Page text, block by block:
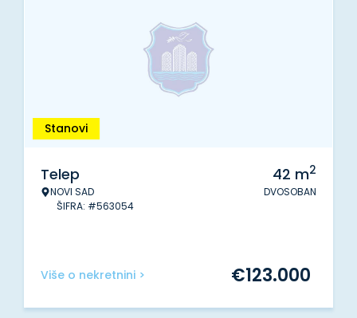
Stanovi
Telep
NOVI SAD
ŠIFRA: #563054
42 m2
DVOSOBAN
Više o nekretnini > €123.000